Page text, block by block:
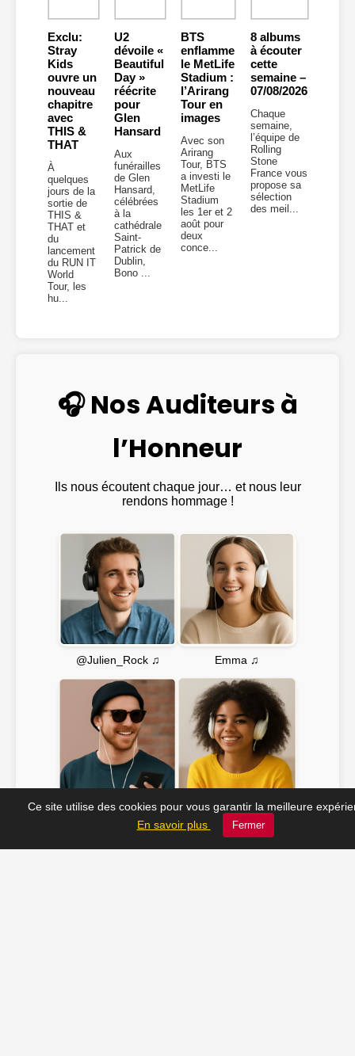
Exclu:
Stray
Kids
ouvre un
nouveau
chapitre
avec
THIS &
THAT
À
quelques
jours de la
sortie de
THIS &
THAT et
du
lancement
du RUN IT
World
Tour, les
hu...
U2
dévoile «
Beautiful
Day »
réécrite
pour
Glen
Hansard
Aux
funérailles
de Glen
Hansard,
célébrées
à la
cathédrale
Saint-
Patrick de
Dublin,
Bono ...
BTS
enflamme
le MetLife
Stadium :
l’Arirang
Tour en
images
Avec son
Arirang
Tour, BTS
a investi le
MetLife
Stadium
les 1er et 2
août pour
deux
conce...
8 albums
à écouter
cette
semaine –
07/08/2026
Chaque
semaine,
l’équipe de
Rolling
Stone
France vous
propose sa
sélection
des meil...
🎧 Nos Auditeurs à
l’Honneur
Ils nous écoutent chaque jour… et nous leur
rendons hommage !
@Julien_Rock ♫ Emma ♫
JC_13 ♫ Soline ♫
Ce site utilise des cookies pour vous garantir la meilleure
En savoir plus
Fermer